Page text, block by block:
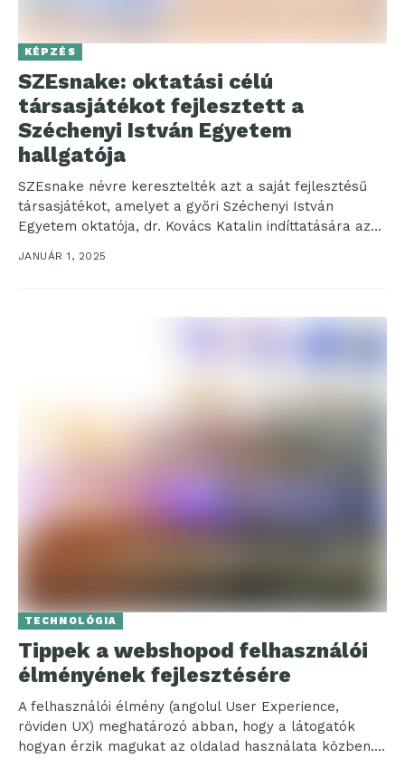
KÉPZÉS
SZEsnake: oktatási célú
társasjátékot fejlesztett a
Széchenyi István Egyetem
hallgatója
SZEsnake névre keresztelték azt a saját fejlesztésű
társasjátékot, amelyet a győri Széchenyi István
Egyetem oktatója, dr. Kovács Katalin indíttatására az
intézmény hallgatója, Magda...
JANUÁR 1, 2025
TECHNOLÓGIA
Tippek a webshopod felhasználói
élményének fejlesztésére
A felhasználói élmény (angolul User Experience,
röviden UX) meghatározó abban, hogy a látogatók
hogyan érzik magukat az oldalad használata közben.